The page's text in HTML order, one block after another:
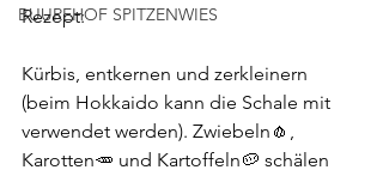
BUUREHOF SPITZENWIES
Rezept:
Kürbis, entkernen und zerkleinern
(beim Hokkaido kann die Schale mit
verwendet werden). Zwiebeln🧄,
Karotten🥕 und Kartoffeln🥔 schälen